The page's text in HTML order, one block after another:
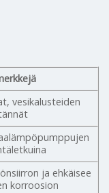
vesikalusteiden
ja ehkäisee
korroosion